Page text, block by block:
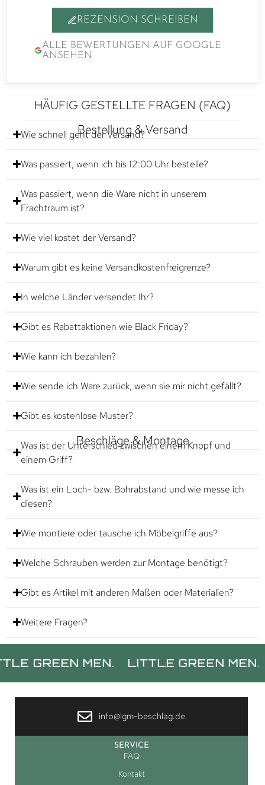
REZENSION SCHREIBEN
ALLE BEWERTUNGEN AUF GOOGLE
ANSEHEN
HÄUFIG GESTELLTE FRAGEN (FAQ)
Bestellung & Versand
Wie schnell geht der Versand?
Was passiert, wenn ich bis 12:00 Uhr bestelle?
Was passiert, wenn die Ware nicht in unserem
Frachtraum ist?
Wie viel kostet der Versand?
Warum gibt es keine Versandkostenfreigrenze?
In welche Länder versendet Ihr?
Gibt es Rabattaktionen wie Black Friday?
Wie kann ich bezahlen?
Wie sende ich Ware zurück, wenn sie mir nicht gefällt?
Gibt es kostenlose Muster?
Beschläge & Montage
Was ist der Unterschied zwischen einem Knopf und
einem Griff?
Was ist ein Loch- bzw. Bohrabstand und wie messe ich
diesen?
Wie montiere oder tausche ich Möbelgriffe aus?
Welche Schrauben werden zur Montage benötigt?
Gibt es Artikel mit anderen Maßen oder Materialien?
Weitere Fragen?
MEN. LITTLE GREEN MEN.
info@lgm-beschlag.de
SERVICE
FAQ
Kontakt